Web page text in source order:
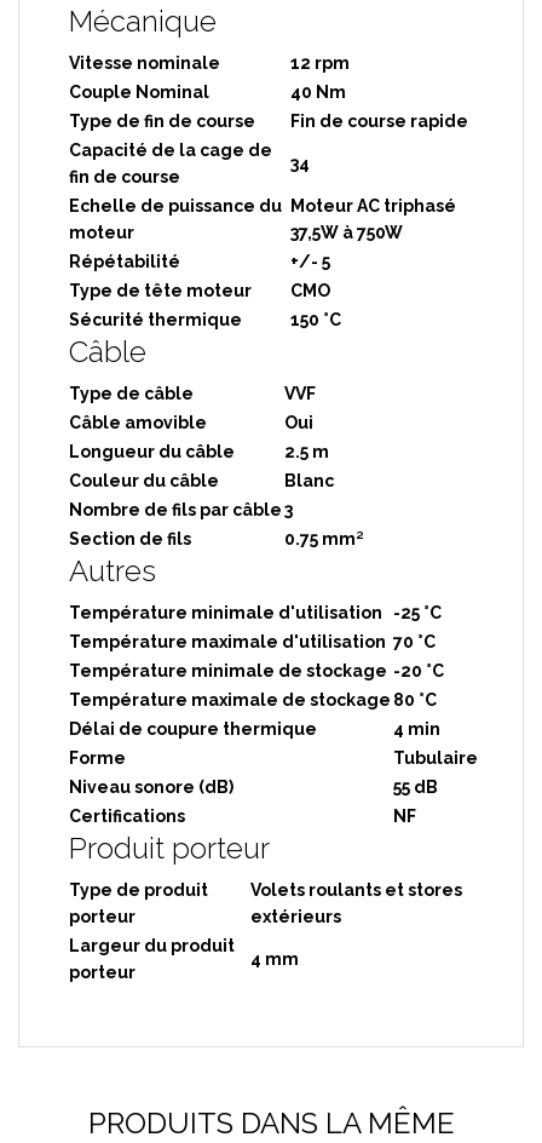
Mécanique
Vitesse nominale
12 rpm
Couple Nominal
40 Nm
Type de fin de course
Fin de course rapide
Capacité de la cage de
fin de course
34
Echelle de puissance du
moteur
Moteur AC triphasé
37,5W à 750W
Répétabilité
+/- 5
Type de tête moteur
CMO
Sécurité thermique
150 °C
Câble
Type de câble
VVF
Câble amovible
Oui
Longueur du câble
2.5 m
Couleur du câble
Blanc
Nombre de fils par câble3
Section de fils
0.75 mm²
Autres
Température minimale d'utilisation
-25 °C
Température maximale d'utilisation 70 °C
Température minimale de stockage -20 °C
Température maximale de stockage 80 °C
Délai de coupure thermique
4 min
Forme
Tubulaire
Niveau sonore (dB)
55 dB
Certifications
NF
Produit porteur
Type de produit
porteur
Volets roulants et stores
extérieurs
Largeur du produit
porteur
4 mm
PRODUITS DANS LA MÊME